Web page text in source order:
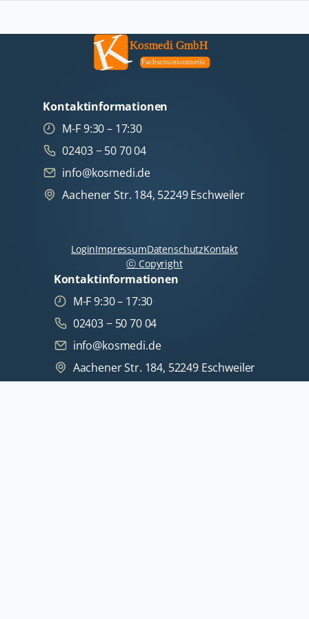
Kontaktinformationen
M-F 9:30 – 17:30
02403 − 50 70 04
info@kosmedi.de
Aachener Str. 184, 52249 Eschweiler
überspringen
LoginImpressumDatenschutzKontakt
ⓒ Copyright
Kontaktinformationen
M-F 9:30 – 17:30
02403 − 50 70 04
info@kosmedi.de
Aachener Str. 184, 52249 Eschweiler